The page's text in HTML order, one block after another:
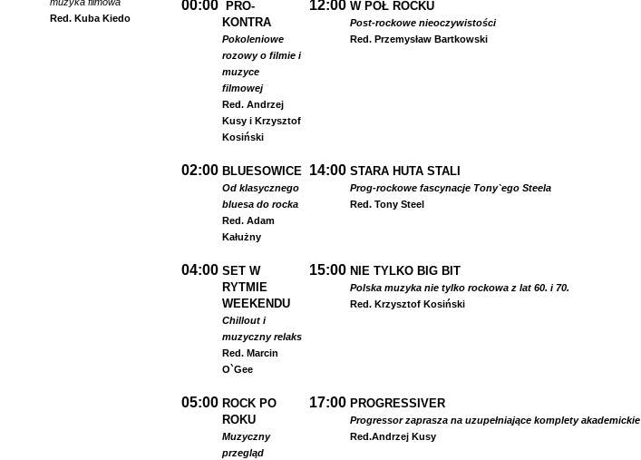
Red. Kuba Kiedo
00:00
PRO-
KONTRA
Pokoleniowe
rozowy o filmie i
muzyce
filmowej
Red. Andrzej
Kusy i Krzysztof
Kosiński
12:00 W PÓŁ ROCKU
Post-rockowe nieoczywistości
Red. Przemysław Bartkowski
02:00 BLUESOWICE
Od klasycznego
bluesa do rocka
Red. Adam
Kałużny
14:00 STARA HUTA STALI
Prog-rockowe fascynacje Tony`ego Steela
Red. Tony Steel
04:00 SET W
RYTMIE
WEEKENDU
Chillout i
muzyczny relaks
Red. Marcin
O`Gee
15:00 NIE TYLKO BIG BIT
Polska muzyka nie tylko rockowa z lat 60. i 70.
Red. Krzysztof Kosiński
05:00 ROCK PO
ROKU
Muzyczny
przegląd
17:00 PROGRESSIVER
Progressor zaprasza na uzupełniające komplety akademickie
Red.Andrzej Kusy